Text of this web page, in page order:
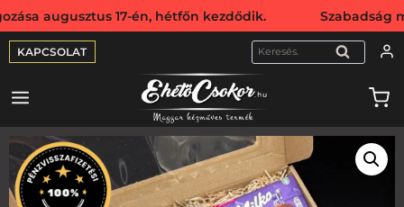
17-én, hétfőn kezdődik. Szabadság miatt
KAPCSOLAT KERESÉS